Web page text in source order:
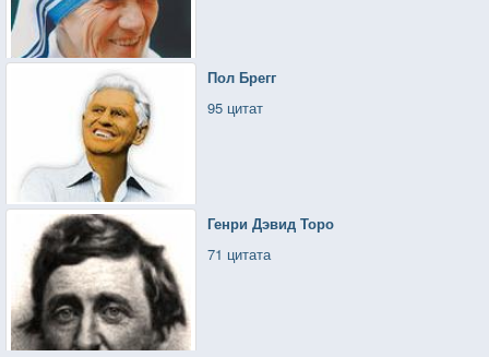
Пол Брегг
95 цитат
Генри Дэвид Торо
71 цитата